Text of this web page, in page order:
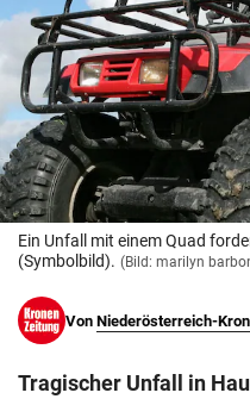
search
eingeben
© Krone Multimedia GmbH &
Muthgasse 2, 1190 Wien
Ein Unfall mit einem Quad
(Symbolbild). (Bild: marilyn
Von Niederösterreich-
Tragischer Unfall in